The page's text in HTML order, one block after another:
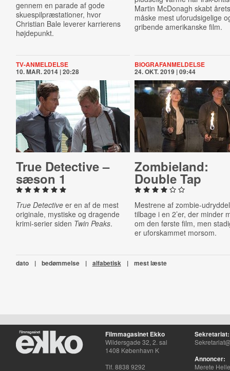
gennem en parade af gode
skuespilpræstationer, hvor
Christian Bale leverer karrierens
højdepunkt.
Martin McDonagh skabt
måske mest uforudsigelige
gribende amerikanske film.
TV-ANMELDELSE
10. MAR. 2014 | 20:28
True Detective –
sæson 1
True Detectiveer en af de mest
originale, mystiske og dragende
krimi-serier siden Twin Peaks.
BIOGRAFANMELDELSE
24. OKT. 2019 | 09:44
Zom­bi­eland:
Double Tap
Mestrene af zombie-
tilbage i en 2’er, der minder
om den første film, men
er uforskammet morsom.
dato | bedømmelse | alfabetisk | mest læste
Filmmagasinet Ekko
Wildersgade 32, 2. sal
1408 København K
Tlf. 8838 9292
Sekretariat:
Annoncer:
Merete